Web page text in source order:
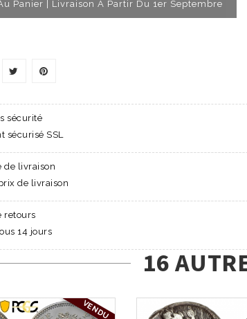
Panier | Livraison À Partir Du 1er Septembre
sécurité
sécurisé SSL
de livraison
de livraison
retours
14 jours
16
VENDU